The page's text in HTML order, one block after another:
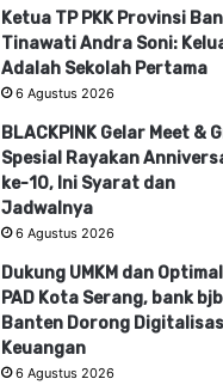
Ketua TP PKK Provinsi
Tinawati Andra Soni:
Adalah Sekolah Pertama
6 Agustus 2026
BLACKPINK Gelar Meet &
Spesial Rayakan
ke-10, Ini Syarat dan
Jadwalnya
6 Agustus 2026
Dukung UMKM dan
PAD Kota Serang, bank bjb
Banten Dorong
Keuangan
6 Agustus 2026